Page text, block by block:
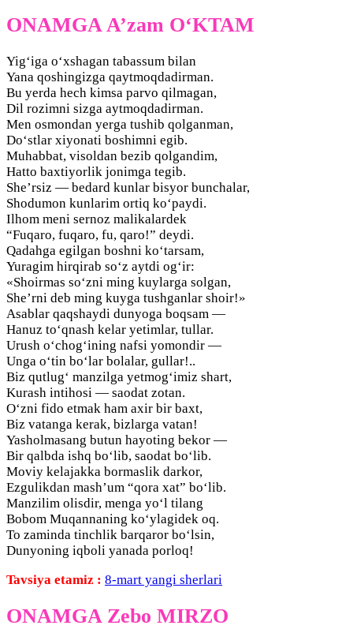
ONAMGA A’zam O‘KTAM
Yig‘iga o‘xshagan tabassum bilan
Yana qoshingizga qaytmoqdadirman.
Bu yerda hech kimsa parvo qilmagan,
Dil rozimni sizga aytmoqdadirman.
Men osmondan yerga tushib qolganman,
Do‘stlar xiyonati boshimni egib.
Muhabbat, visoldan bezib qolgandim,
Hatto baxtiyorlik jonimga tegib.
She’rsiz — bedard kunlar bisyor bunchalar,
Shodumon kunlarim ortiq ko‘paydi.
Ilhom meni sernoz malikalardek
“Fuqaro, fuqaro, fu, qaro!” deydi.
Qadahga egilgan boshni ko‘tarsam,
Yuragim hirqirab so‘z aytdi og‘ir:
«Shoirmas so‘zni ming kuylarga solgan,
She’rni deb ming kuyga tushganlar shoir!»
Asablar qaqshaydi dunyoga boqsam —
Hanuz to‘qnash kelar yetimlar, tullar.
Urush o‘chog‘ining nafsi yomondir —
Unga o‘tin bo‘lar bolalar, gullar!..
Biz qutlug‘ manzilga yetmog‘imiz shart,
Kurash intihosi — saodat zotan.
O‘zni fido etmak ham axir bir baxt,
Biz vatanga kerak, bizlarga vatan!
Yasholmasang butun hayoting bekor —
Bir qalbda ishq bo‘lib, saodat bo‘lib.
Moviy kelajakka bormaslik darkor,
Ezgulikdan mash’um “qora xat” bo‘lib.
Manzilim olisdir, menga yo‘l tilang
Bobom Muqannaning ko‘ylagidek oq.
To zaminda tinchlik barqaror bo‘lsin,
Dunyoning iqboli yanada porloq!
Tavsiya etamiz : 8-mart yangi sherlari
ONAMGA Zebo MIRZO